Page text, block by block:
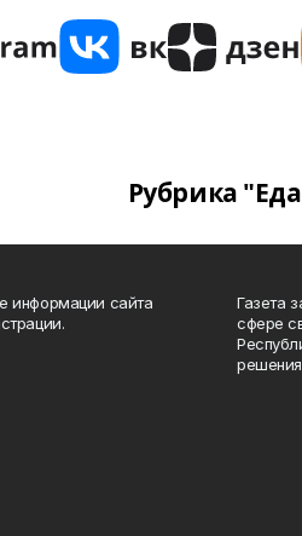
Рубрика
информации сайта
Газета
сфере